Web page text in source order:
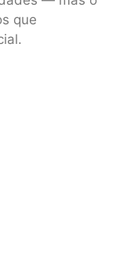
que